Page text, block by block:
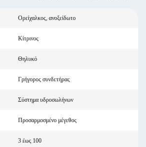
Ορείχαλκος, ανοξείδωτο
Κίτρινος
Θηλυκό
Γρήγορος συνδετήρας
Σύστημα υδροσωλήνων
Προσαρμοσμένο μέγεθος
3 έως 100